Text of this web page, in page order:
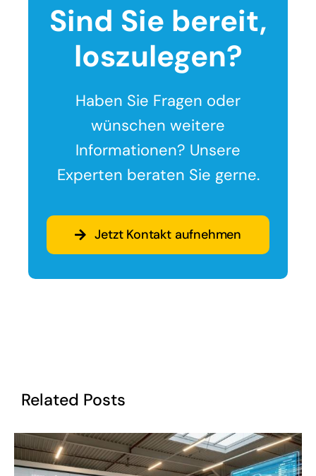
Sind Sie bereit,
loszulegen?
Haben Sie Fragen oder
wünschen weitere
Informationen? Unsere
Experten beraten Sie gerne.
Jetzt Kontakt aufnehmen
Related Posts